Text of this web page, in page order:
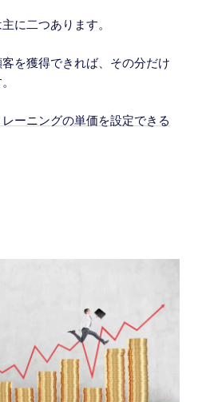
に二つあります。
を獲得できれば、その分だけ
レーニングの単価を設定できる